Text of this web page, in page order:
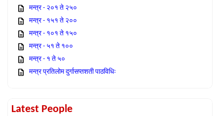
मन्त्र - २०१ ते २५०
मन्त्र - १५१ ते २००
मन्त्र - १०१ ते १५०
मन्त्र - ५१ ते १००
मन्त्र - १ ते ५०
मन्त्र प्रतिलोम दुर्गासप्तशती पाठविधिः
Latest People